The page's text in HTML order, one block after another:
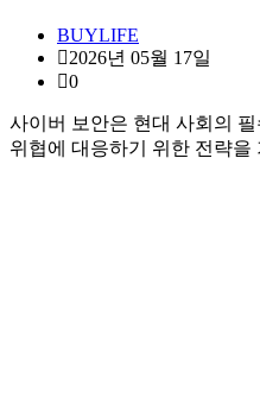
BUYLIFE
2026년 05월 17일
0
사이버 보안은 현대 사회의
위협에 대응하기 위한 전략을